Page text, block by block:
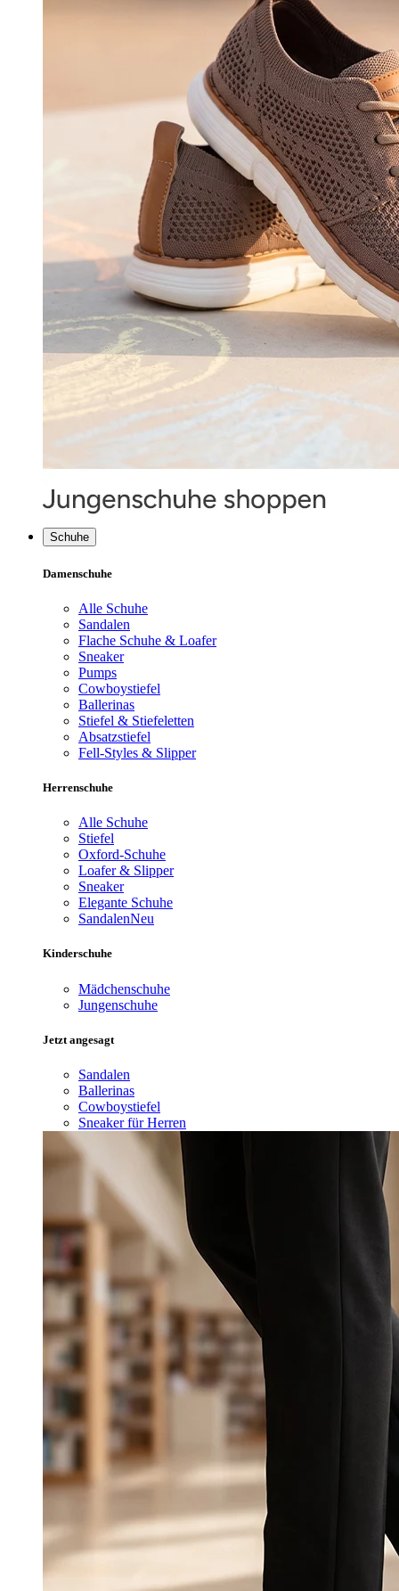
Schuhe
Damenschuhe
Alle Schuhe
Sandalen
Flache Schuhe & Loafer
Sneaker
Pumps
Cowboystiefel
Ballerinas
Stiefel & Stiefeletten
Absatzstiefel
Fell-Styles & Slipper
Herrenschuhe
Alle Schuhe
Stiefel
Oxford-Schuhe
Loafer & Slipper
Sneaker
Elegante Schuhe
SandalenNeu
Kinderschuhe
Mädchenschuhe
Jungenschuhe
Jetzt angesagt
Sandalen
Ballerinas
Cowboystiefel
Sneaker für Herren